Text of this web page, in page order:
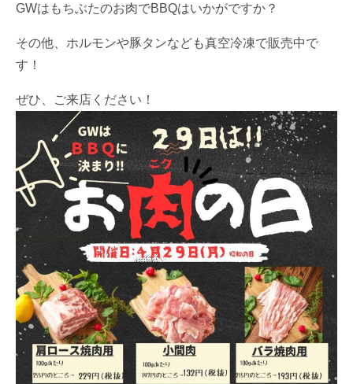
GWはもちぶたのお肉でBBQはいかがですか？
その他、ホルモンや豚タンなども真空冷凍で販売中で
す！
ぜひ、ご来店ください！